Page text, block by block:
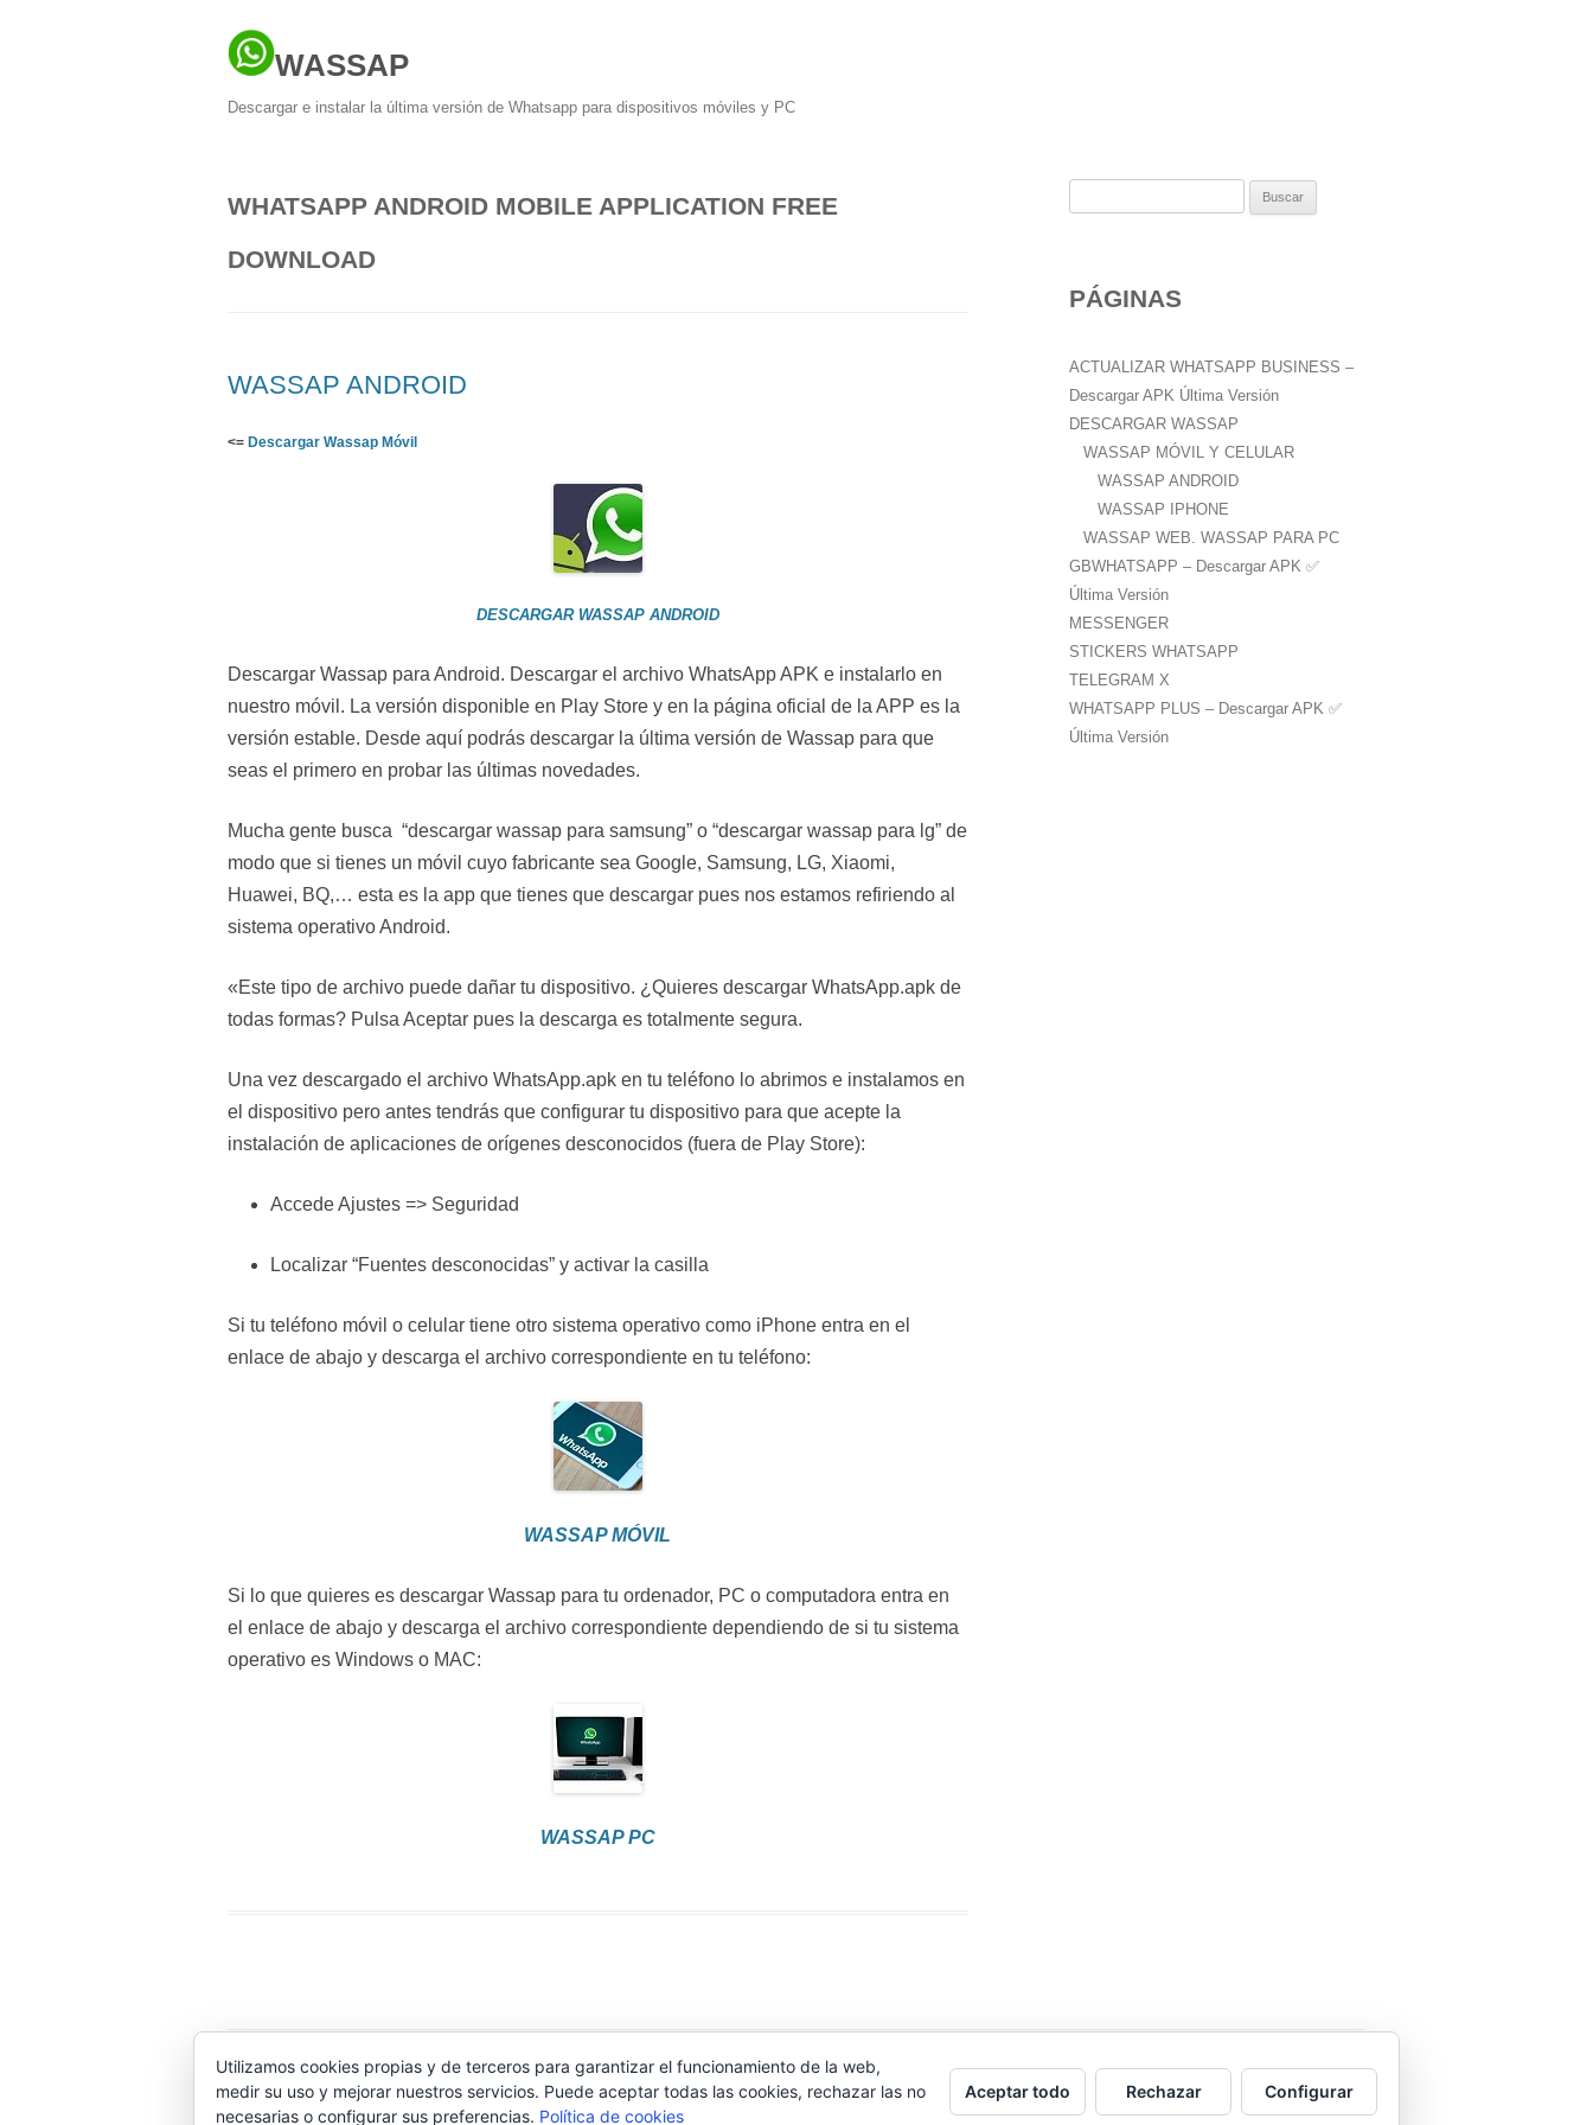
WASSAP
Descargar e instalar la última versión de Whatsapp para dispositivos móviles y PC
WHATSAPP ANDROID MOBILE APPLICATION FREE
DOWNLOAD
WASSAP ANDROID
<= Descargar Wassap Móvil
DESCARGAR WASSAP ANDROID
Descargar Wassap para Android. Descargar el archivo WhatsApp APK e instalarlo en
nuestro móvil. La versión disponible en Play Store y en la página oficial de la APP es la
versión estable. Desde aquí podrás descargar la última versión de Wassap para que
seas el primero en probar las últimas novedades.
Mucha gente busca “descargar wassap para samsung” o “descargar wassap para lg” de
modo que si tienes un móvil cuyo fabricante sea Google, Samsung, LG, Xiaomi,
Huawei, BQ,… esta es la app que tienes que descargar pues nos estamos refiriendo al
sistema operativo Android.
«Este tipo de archivo puede dañar tu dispositivo. ¿Quieres descargar WhatsApp.apk de
todas formas? Pulsa Aceptar pues la descarga es totalmente segura.
Una vez descargado el archivo WhatsApp.apk en tu teléfono lo abrimos e instalamos en
el dispositivo pero antes tendrás que configurar tu dispositivo para que acepte la
instalación de aplicaciones de orígenes desconocidos (fuera de Play Store):
Accede Ajustes => Seguridad
Localizar “Fuentes desconocidas” y activar la casilla
Si tu teléfono móvil o celular tiene otro sistema operativo como iPhone entra en el
enlace de abajo y descarga el archivo correspondiente en tu teléfono:
WASSAP MÓVIL
Si lo que quieres es descargar Wassap para tu ordenador, PC o computadora entra en
el enlace de abajo y descarga el archivo correspondiente dependiendo de si tu sistema
operativo es Windows o MAC:
WASSAP PC
a
:
PÁGINAS
ACTUALIZAR WHATSAPP BUSINESS –
Descargar APK Última Versión
DESCARGAR WASSAP
WASSAP MÓVIL Y CELULAR
WASSAP ANDROID
WASSAP IPHONE
WASSAP WEB. WASSAP PARA PC
GBWHATSAPP – Descargar APK ✅️
Última Versión
MESSENGER
STICKERS WHATSAPP
TELEGRAM X
WHATSAPP PLUS – Descargar APK ✅️
Última Versión
Wassap.net proporciona ayuda no oficial para la aplicación WhatsApp. La marca pertenece a Facebook y no tenemos relación alguna con ella.
Utilizamos cookies propias y de terceros para garantizar el funcionamiento de la web,
medir su uso y mejorar nuestros servicios. Puede aceptar todas las cookies, rechazar las no
necesarias o configurar sus preferencias. Política de cookies
Aceptar todo Rechazar Configurar